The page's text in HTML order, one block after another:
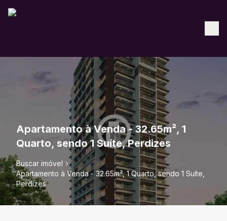
Apartamento à Venda - 32.65m², 1
Quarto, sendo 1 Suíte, Perdizes
Buscar imóvel
Apartamento à Venda - 32.65m², 1 Quarto, sendo 1 Suíte,
Perdizes